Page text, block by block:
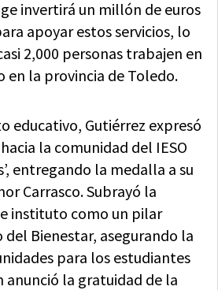
invertirá un millón de euros
apoyar estos servicios, lo
2,000 personas trabajen en
en la provincia de Toledo.
educativo, Gutiérrez expresó
la comunidad del IESO
entregando la medalla a su
Carrasco. Subrayó la
instituto como un pilar
del Bienestar, asegurando la
para los estudiantes
anunció la gratuidad de la